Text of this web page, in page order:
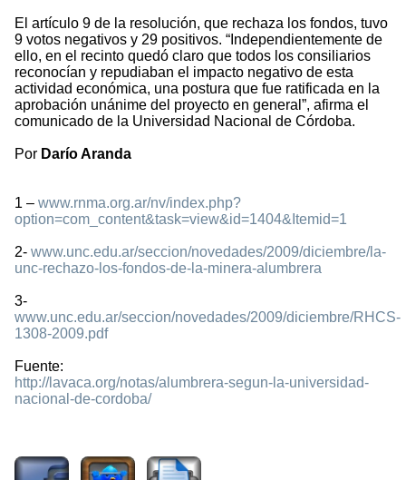
El artículo 9 de la resolución, que rechaza los fondos, tuvo
9 votos negativos y 29 positivos. “Independientemente de
ello, en el recinto quedó claro que todos los consiliarios
reconocían y repudiaban el impacto negativo de esta
actividad económica, una postura que fue ratificada en la
aprobación unánime del proyecto en general”, afirma el
comunicado de la Universidad Nacional de Córdoba.
Por Darío Aranda
1 – www.rnma.org.ar/nv/index.php?
option=com_content&task=view&id=1404&Itemid=1
2- www.unc.edu.ar/seccion/novedades/2009/diciembre/la-
unc-rechazo-los-fondos-de-la-minera-alumbrera
3-
www.unc.edu.ar/seccion/novedades/2009/diciembre/RHCS-
1308-2009.pdf
Fuente:
http://lavaca.org/notas/alumbrera-segun-la-universidad-
nacional-de-cordoba/